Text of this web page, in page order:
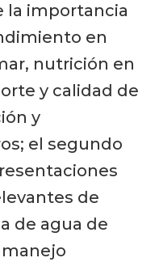
la importancia
en
nutrición en
y calidad de
y
el segundo
de
de agua de
manejo